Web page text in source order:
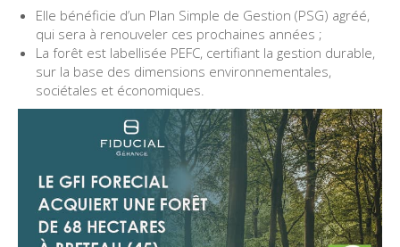
Elle bénéficie d’un Plan Simple de Gestion (PSG) agréé,
qui sera à renouveler ces prochaines années ;
La forêt est labellisée PEFC, certifiant la gestion durable,
sur la base des dimensions environnementales,
sociétales et économiques.